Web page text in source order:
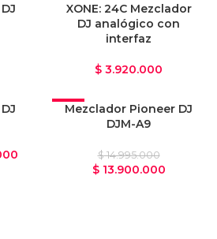
XONE: 24C Mezclador
DJ analógico con
interfaz
$ 3.920.000
-7%
Mezclador Pioneer DJ
DJM-A9
$14.995.000
$13.900.000